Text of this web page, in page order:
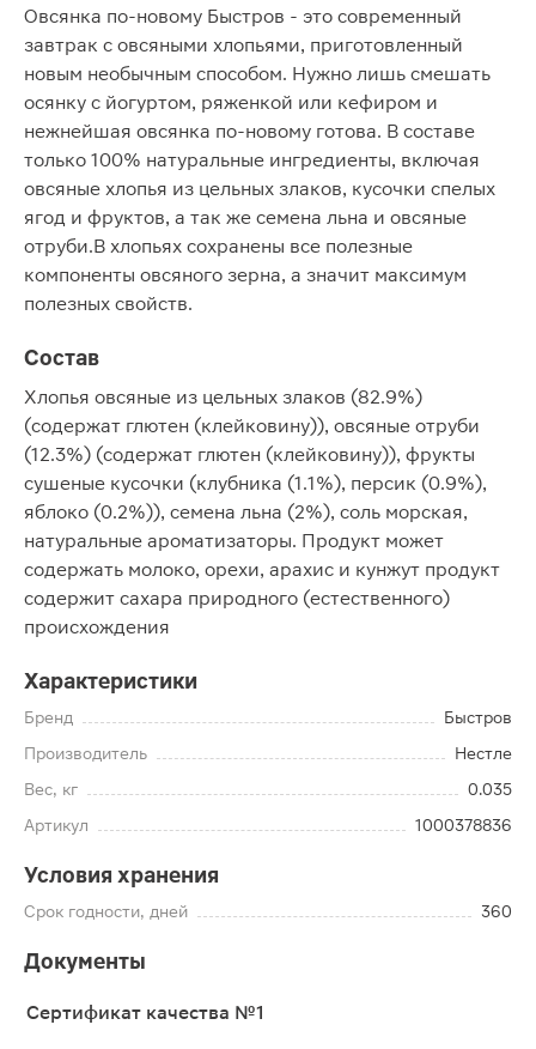
Овсянка по-новому Быстров - это современный
завтрак с овсяными хлопьями, приготовленный
новым необычным способом. Нужно лишь смешать
осянку с йогуртом, ряженкой или кефиром и
нежнейшая овсянка по-новому готова. В составе
только 100% натуральные ингредиенты, включая
овсяные хлопья из цельных злаков, кусочки спелых
ягод и фруктов, а так же семена льна и овсяные
отруби.В хлопьях сохранены все полезные
компоненты овсяного зерна, а значит максимум
полезных свойств.
Состав
Хлопья овсяные из цельных злаков (82.9%)
(содержат глютен (клейковину)), овсяные отруби
(12.3%) (содержат глютен (клейковину)), фрукты
сушеные кусочки (клубника (1.1%), персик (0.9%),
яблоко (0.2%)), семена льна (2%), соль морская,
натуральные ароматизаторы. Продукт может
содержать молоко, орехи, арахис и кунжут продукт
содержит сахара природного (естественного)
происхождения
Характеристики
Бренд
Быстров
Производитель
Нестле
Вес, кг
0.035
Артикул
1000378836
Условия хранения
Срок годности, дней 360
Документы
Сертификат качества №1